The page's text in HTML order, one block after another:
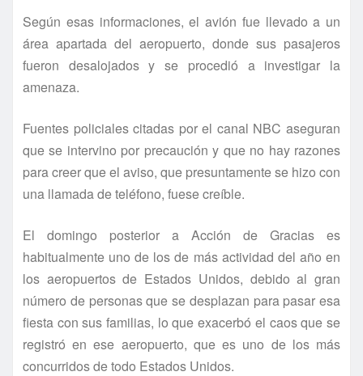
Según esas informaciones, el avión fue llevado a un
área apartada del aeropuerto, donde sus pasajeros
fueron desalojados y se procedió a investigar la
amenaza.
Fuentes policiales citadas por el canal NBC aseguran
que se intervino por precaución y que no hay razones
para creer que el aviso, que presuntamente se hizo con
una llamada de teléfono, fuese creí­ble.
El domingo posterior a Acción de Gracias es
habitualmente uno de los de más actividad del año en
los aeropuertos de Estados Unidos, debido al gran
número de personas que se desplazan para pasar esa
fiesta con sus familias, lo que exacerbó el caos que se
registró en ese aeropuerto, que es uno de los más
concurridos de todo Estados Unidos.